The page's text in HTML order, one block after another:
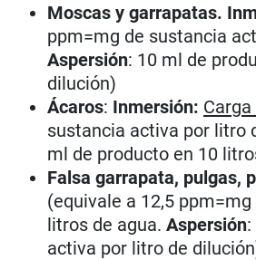
Moscas y garrapatas.
ppm=mg de sustancia
Aspersión: 10 ml de
dilución)
Ácaros: Inmersión:
sustancia activa por litro
ml de producto en 10
Falsa garrapata, pulgas,
(equivale a 12,5
litros de agua.Aspersión
activa por litro de